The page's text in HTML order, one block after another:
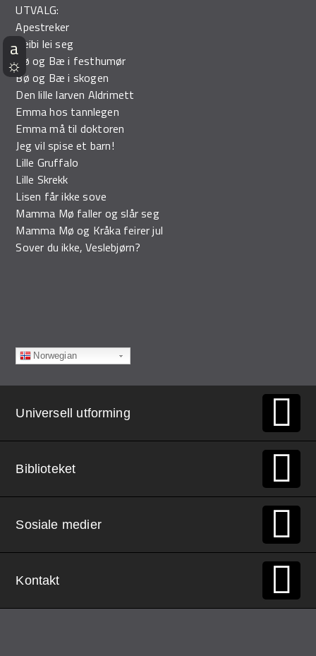
UTVALG:
Apestreker
Beibi lei seg
Bø og Bæ i festhumør
Bø og Bæ i skogen
Den lille larven Aldrimett
Emma hos tannlegen
Emma må til doktoren
Jeg vil spise et barn!
Lille Gruffalo
Lille Skrekk
Lisen får ikke sove
Mamma Mø faller og slår seg
Mamma Mø og Kråka feirer jul
Sover du ikke, Veslebjørn?
Norwegian
Universell utforming
Biblioteket
Sosiale medier
Kontakt